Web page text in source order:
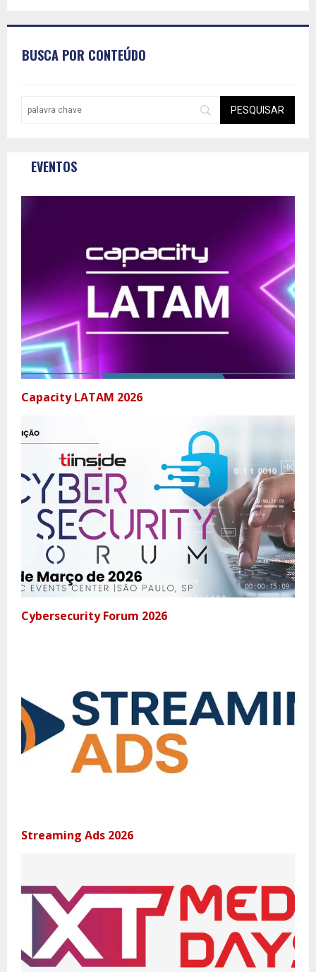
BUSCA POR CONTEÚDO
EVENTOS
Capacity LATAM 2026
Cybersecurity Forum 2026
Streaming Ads 2026